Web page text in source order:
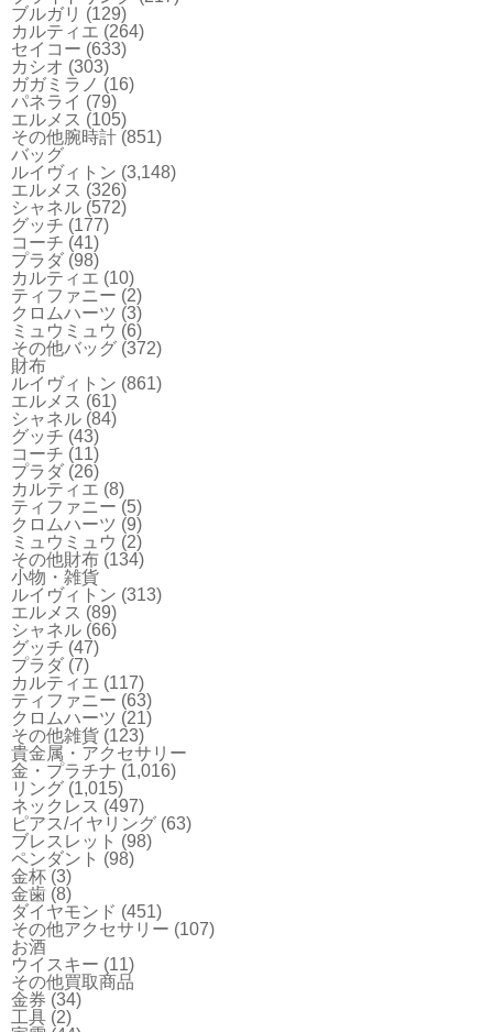
ブルガリ (129)
カルティエ (264)
セイコー (633)
カシオ (303)
ガガミラノ (16)
パネライ (79)
エルメス (105)
その他腕時計 (851)
バッグ
ルイヴィトン (3,148)
エルメス (326)
シャネル (572)
グッチ (177)
コーチ (41)
プラダ (98)
カルティエ (10)
ティファニー (2)
クロムハーツ (3)
ミュウミュウ (6)
その他バッグ (372)
財布
ルイヴィトン (861)
エルメス (61)
シャネル (84)
グッチ (43)
コーチ (11)
プラダ (26)
カルティエ (8)
ティファニー (5)
クロムハーツ (9)
ミュウミュウ (2)
その他財布 (134)
小物・雑貨
ルイヴィトン (313)
エルメス (89)
シャネル (66)
グッチ (47)
プラダ (7)
カルティエ (117)
ティファニー (63)
クロムハーツ (21)
その他雑貨 (123)
貴金属・アクセサリー
金・プラチナ (1,016)
リング (1,015)
ネックレス (497)
ピアス/イヤリング (63)
ブレスレット (98)
ペンダント (98)
金杯 (3)
金歯 (8)
ダイヤモンド (451)
その他アクセサリー (107)
お酒
ウイスキー (11)
その他買取商品
金券 (34)
工具 (2)